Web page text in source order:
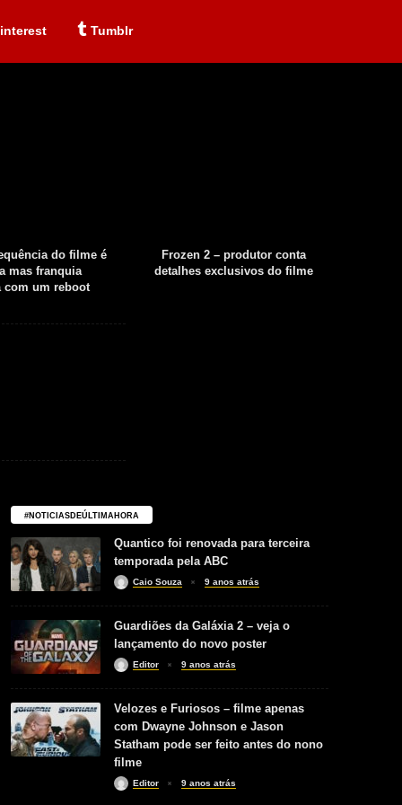
Tumblr
do filme é
mas franquia
com um reboot
Frozen 2 – produtor conta
detalhes exclusivos do filme
#NOTICIASDEÚLTIMAHORA
Quantico foi renovada para terceira
temporada pela ABC
Caio Souza 9 anos atrás
Guardiões da Galáxia 2 – veja o
lançamento do novo poster
Editor 9 anos atrás
Velozes e Furiosos – filme apenas
com Dwayne Johnson e Jason
Statham pode ser feito antes do nono
filme
Editor 9 anos atrás